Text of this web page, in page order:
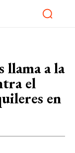
llama a la
el
en